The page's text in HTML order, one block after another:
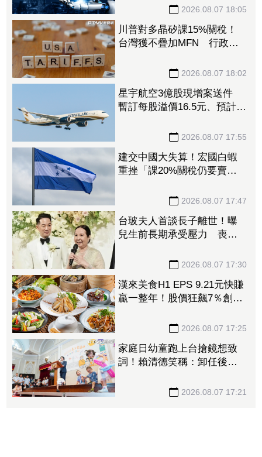
2026.08.07 18:05
川普對多晶矽課15%關稅！
台灣獲不疊加MFN 行政
2026.08.07 18:02
星宇航空3億股現增案送件
暫訂每股溢價16.5元、預計募
2026.08.07 17:55
建交中國大失算！宏國白蝦
重挫「課20%關稅仍要賣台
2026.08.07 17:47
台玻夫人首談長子離世！曝
兒生前長期承受壓力 喪子
2026.08.07 17:30
漢來美食H1 EPS 9.21元快賺
贏一整年！股價狂飆7％創3
2026.08.07 17:25
家庭日幼童跑上台搶鏡想致
詞！賴清德笑稱：卸任後再
2026.08.07 17:21